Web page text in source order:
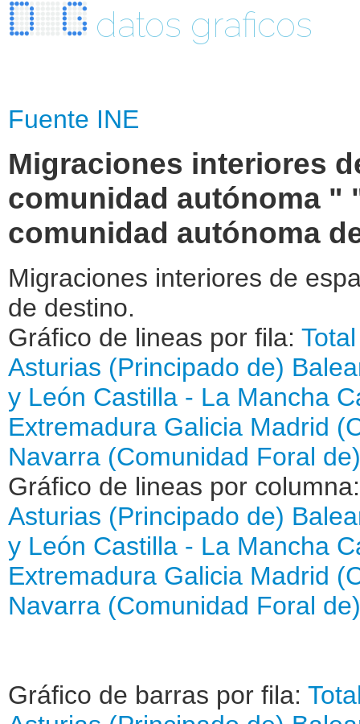
datos graficos
Fuente INE
Migraciones interiores
comunidad autónoma "
comunidad autónoma
Migraciones interiores de
de destino.
Gráfico de lineas por fila:
Asturias (Principado de)
y León Castilla - La Mancha
Extremadura Galicia Madrid
Navarra (Comunidad Foral de)
Gráfico de lineas por
Asturias (Principado de)
y León Castilla - La Mancha
Extremadura Galicia Madrid
Navarra (Comunidad Foral de)
Gráfico de barras por fila: